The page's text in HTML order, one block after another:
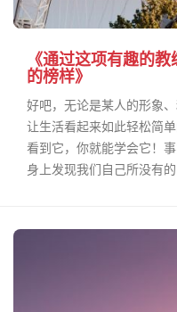
《通过这项有趣的
的榜样》
好吧，无论是某人的形象
让生活看起来如此轻松简
看到它，你就能学会它！
身上发现我们自己所没有